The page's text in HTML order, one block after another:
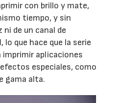
con brillo y mate,
tiempo, y sin
ni de un canal de
lo que hace que la serie
imprimir aplicaciones
especiales, como
gama alta.